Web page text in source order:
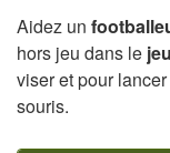
Aidez un
hors jeu dans le
viser et pour
souris.